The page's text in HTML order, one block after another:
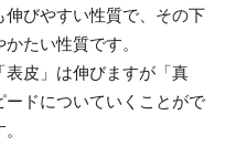
びやすい性質で、その下
たい性質です。
皮」は伸びますが「真
ドについていくことがで